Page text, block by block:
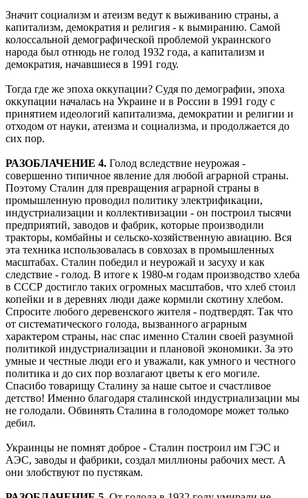
Значит социализм и атеизм ведут к выживанию страны, а
капитализм, демократия и религия - к вымиранию. Самой
колоссальной демографической проблемой украинского
народа был отнюдь не голод 1932 года, а капитализм и
демократия, начавшиеся в 1991 году.
Тогда где же эпоха оккупации? Судя по демографии, эпоха
оккупации началась на Украине и в России в 1991 году с
принятием идеологий капитализма, демократии и религии и
отходом от науки, атеизма и социализма, и продолжается до
сих пор.
РАЗОБЛАЧЕНИЕ 4. Голод вследствие неурожая -
совершенно типичное явление для любой аграрной страны.
Поэтому Сталин для превращения аграрной страны в
промышленную проводил политику электрификации,
индустриализации и коллективизации - он построил тысячи
предприятий, заводов и фабрик, которые производили
тракторы, комбайны и сельско-хозяйственную авиацию. Вся
эта техника использовалась в совхозах в промышленных
масштабах. Сталин победил и неурожай и засуху и как
следствие - голод. В итоге к 1980-м годам производство хлеба
в СССР достигло таких огромных масштабов, что хлеб стоил
копейки и в деревнях люди даже кормили скотину хлебом.
Спросите любого деревенского жителя - подтвердят. Так что
от систематического голода, вызванного аграрным
характером страны, нас спас именно Сталин своей разумной
политикой индустриализации и плановой экономики. За это
умные и честные люди его и уважали, как умного и честного
политика и до сих пор возлагают цветы к его могиле.
Спасибо товарищу Сталину за наше сытое и счастливое
детство! Именно благодаря сталинской индустриализации мы
не голодали. Обвинять Сталина в голодоморе может только
дебил.
Украинцы не помнят доброе - Сталин построил им ГЭС и
АЭС, заводы и фабрики, создал миллионы рабочих мест. А
они злобствуют по пустякам.